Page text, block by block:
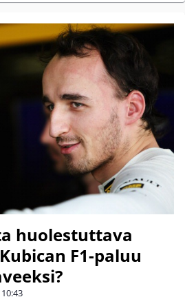
huolestuttava
F1-paluu
10:43